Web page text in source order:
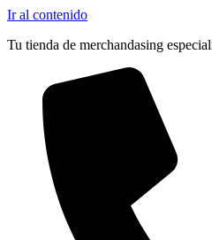
Ir al contenido
Tu tienda de merchandasing